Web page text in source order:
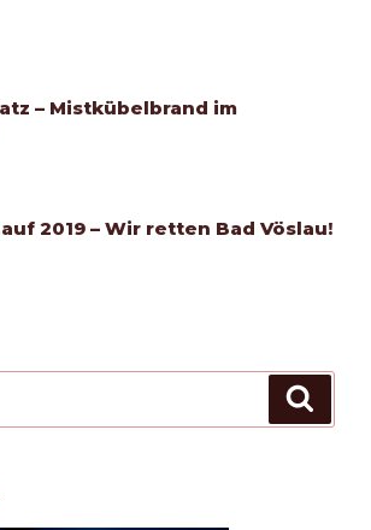
– Mistkübelbrand im
2019 – Wir retten Bad Vöslau!